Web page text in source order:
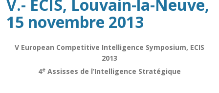
V.- ECIS, Louvain-la-Neuve,